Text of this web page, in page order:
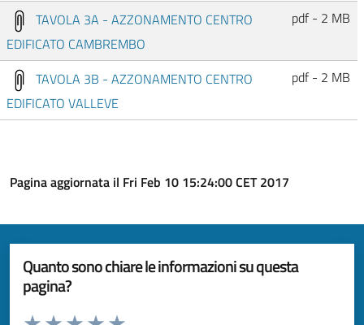
TAVOLA 3A - AZZONAMENTO CENTRO
EDIFICATO CAMBREMBO
pdf - 2 MB
TAVOLA 3B - AZZONAMENTO CENTRO
EDIFICATO VALLEVE
pdf - 2 MB
Pagina aggiornata il Fri Feb 10 15:24:00 CET 2017
Quanto sono chiare le informazioni su questa
pagina?
Valuta da 1 a 5 stelle la pagina